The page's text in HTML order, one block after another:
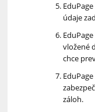
údaje
vložené
chce
záloh.